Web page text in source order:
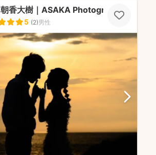
朝香大樹｜ASAKA Photography
5 (2)男性